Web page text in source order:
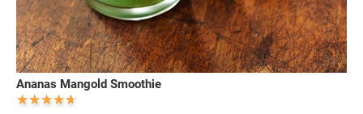
Ananas Mangold Smoothie